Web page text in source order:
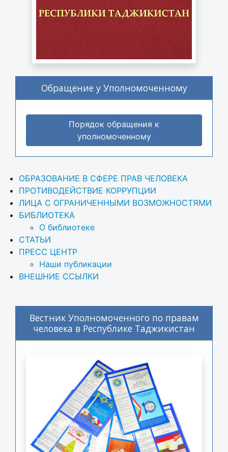
Обращение у Уполномоченному
Порядок обращения к
уполномоченному
ОБРАЗОВАНИЕ В СФЕРЕ ПРАВ ЧЕЛОВЕКА
ПРОТИВОДЕЙСТВИЕ КОРРУПЦИИ
ЛИЦА С ОГРАНИЧЕННЫМИ ВОЗМОЖНОСТЯМИ
БИБЛИОТЕКА
О библиотеке
СТАТЬИ
ПРЕСС ЦЕНТР
Наши публикации
ВНЕШНИЕ ССЫЛКИ
Вестник Уполномоченного по правам
человека в Республике Таджикистан